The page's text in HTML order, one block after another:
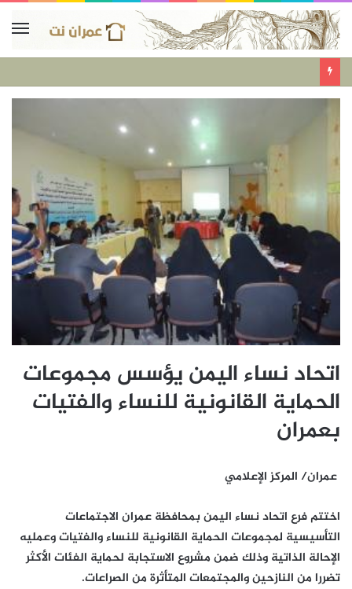
اتحاد نساء اليمن يؤسس مجموعات
الحماية القانونية للنساء والفتيات
بعمران
عمران/ المركز الإعلامي
اختتم فرع اتحاد نساء اليمن بمحافظة عمران الاجتماعات
التأسيسية لمجموعات الحماية القانونية للنساء والفتيات وعمليه
الإحالة الذاتية وذلك ضمن مشروع الاستجابة لحماية الفئات الأكثر
تضررا من النازحين والمجتمعات المتأثرة من الصراعات.